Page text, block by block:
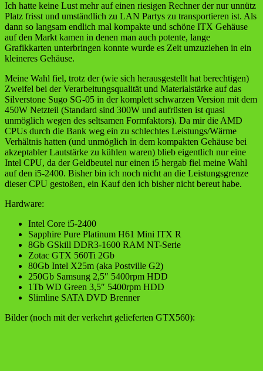
Ich hatte keine Lust mehr auf einen riesigen Rechner der nur unnütz
Platz frisst und umständlich zu LAN Partys zu transportieren ist. Als
dann so langsam endlich mal kompakte und schöne ITX Gehäuse
auf den Markt kamen in denen man auch potente, lange
Grafikkarten unterbringen konnte wurde es Zeit umzuziehen in ein
kleineres Gehäuse.
Meine Wahl fiel, trotz der (wie sich herausgestellt hat berechtigen)
Zweifel bei der Verarbeitungsqualität und Materialstärke auf das
Silverstone Sugo SG-05 in der komplett schwarzen Version mit dem
450W Netzteil (Standard sind 300W und aufrüsten ist quasi
unmöglich wegen des seltsamen Formfaktors). Da mir die AMD
CPUs durch die Bank weg ein zu schlechtes Leistungs/Wärme
Verhältnis hatten (und unmöglich in dem kompakten Gehäuse bei
akzeptabler Lautstärke zu kühlen waren) blieb eigentlich nur eine
Intel CPU, da der Geldbeutel nur einen i5 hergab fiel meine Wahl
auf den i5-2400. Bisher bin ich noch nicht an die Leistungsgrenze
dieser CPU gestoßen, ein Kauf den ich bisher nicht bereut habe.
Hardware:
Intel Core i5-2400
Sapphire Pure Platinum H61 Mini ITX R
8Gb GSkill DDR3-1600 RAM NT-Serie
Zotac GTX 560Ti 2Gb
80Gb Intel X25m (aka Postville G2)
250Gb Samsung 2,5″ 5400rpm HDD
1Tb WD Green 3,5″ 5400rpm HDD
Slimline SATA DVD Brenner
Bilder (noch mit der verkehrt gelieferten GTX560):